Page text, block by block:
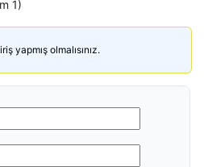
1)
yapmış olmalısınız.